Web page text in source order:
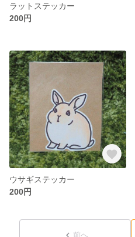
ラットステッカー
200円
ウサギステッカー
200円
前へ